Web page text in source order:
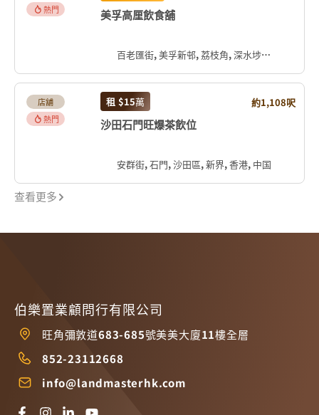
查看更多
熱門
美孚高厘飲食舖
百老匯街, 美孚新邨, 荔枝角, 深水埗區, 九龍, 香港, 中国
店舖
熱門
租 $15萬 約1,108呎
沙田石門旺爆茶飲位
安群街, 石門, 沙田區, 新界, 香港, 中国
伯樂置業顧問行有限公司
旺角彌敦道683-685號美美大廈11樓全層
852-23112668
info@landmasterhk.com